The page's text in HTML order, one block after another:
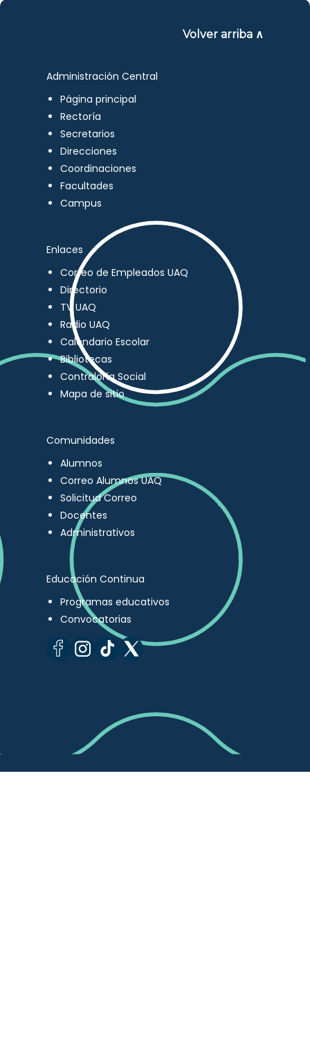
Volver arriba ∧
Administración Central
Página principal
Rectoría
Secretarios
Direcciones
Coordinaciones
Facultades
Campus
Enlaces
Correo de Empleados UAQ
Directorio
TV UAQ
Radio UAQ
Calendario Escolar
Bibliotecas
Contraloría Social
Mapa de sitio
Comunidades
Alumnos
Correo Alumnos UAQ
Solicitud Correo
Docentes
Administrativos
Educación Continua
Programas educativos
Convocatorias